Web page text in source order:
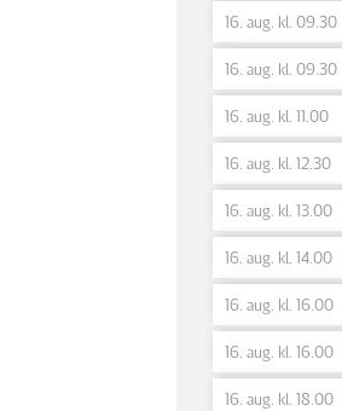
16. aug. kl. 09.30
16. aug. kl. 09.30
16. aug. kl. 11.00
16. aug. kl. 12.30
16. aug. kl. 13.00
16. aug. kl. 14.00
16. aug. kl. 16.00
16. aug. kl. 16.00
16. aug. kl. 18.00